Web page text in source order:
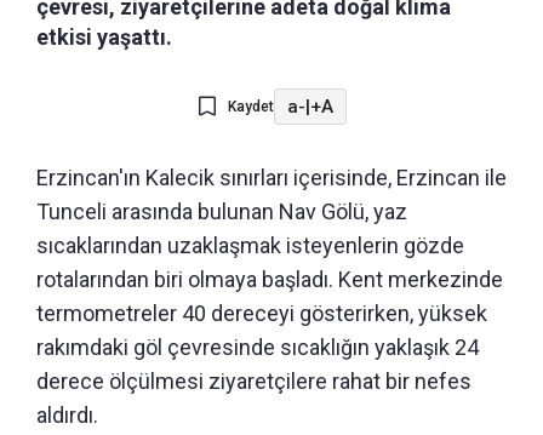
çevresi, ziyaretçilerine adeta doğal klima
etkisi yaşattı.
Kaydet a-|+A
Erzincan'ın Kalecik sınırları içerisinde, Erzincan ile
Tunceli arasında bulunan Nav Gölü, yaz
sıcaklarından uzaklaşmak isteyenlerin gözde
rotalarından biri olmaya başladı. Kent merkezinde
termometreler 40 dereceyi gösterirken, yüksek
rakımdaki göl çevresinde sıcaklığın yaklaşık 24
derece ölçülmesi ziyaretçilere rahat bir nefes
aldırdı.